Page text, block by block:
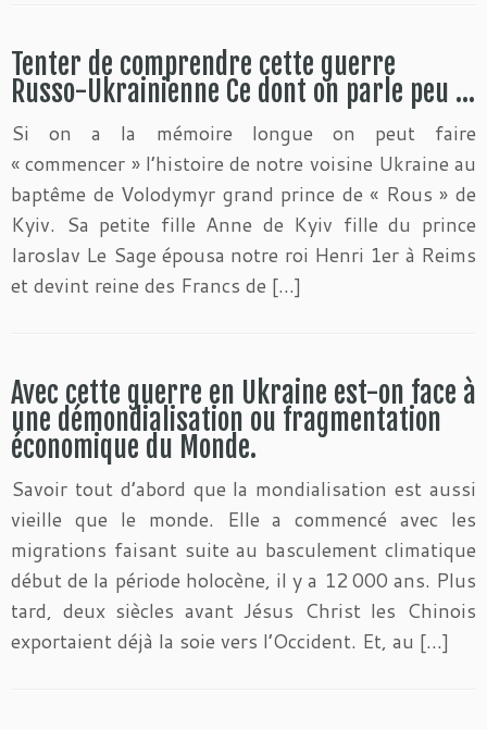
Tenter de comprendre cette guerre
Russo-Ukrainienne Ce dont on parle peu …
Si on a la mémoire longue on peut faire
« commencer » l’histoire de notre voisine Ukraine au
baptême de Volodymyr grand prince de « Rous » de
Kyiv. Sa petite fille Anne de Kyiv fille du prince
Iaroslav Le Sage épousa notre roi Henri 1er à Reims
et devint reine des Francs de […]
Avec cette guerre en Ukraine est-on face à
une démondialisation ou fragmentation
économique du Monde.
Savoir tout d’abord que la mondialisation est aussi
vieille que le monde. Elle a commencé avec les
migrations faisant suite au basculement climatique
début de la période holocène, il y a 12 000 ans. Plus
tard, deux siècles avant Jésus Christ les Chinois
exportaient déjà la soie vers l’Occident. Et, au […]